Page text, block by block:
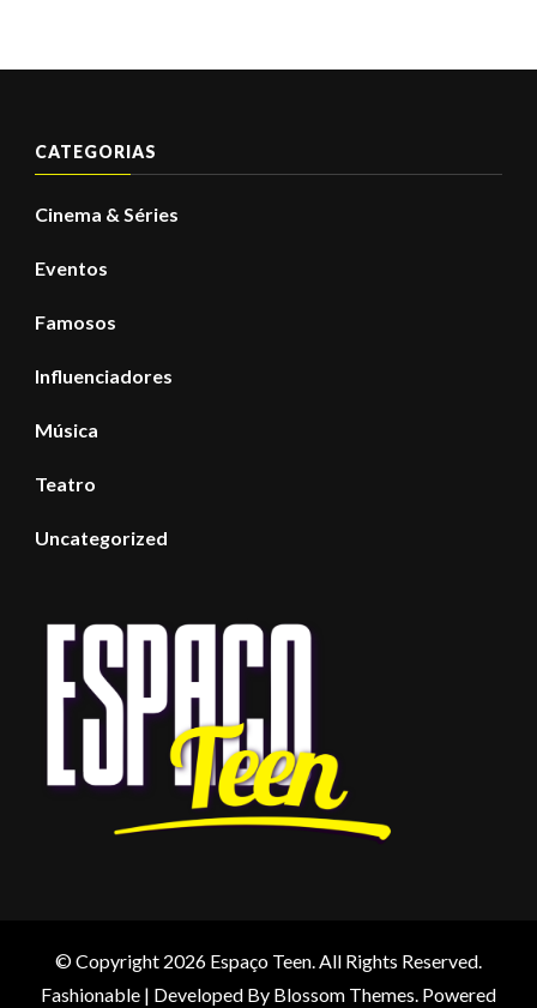
CATEGORIAS
Cinema & Séries
Eventos
Famosos
Influenciadores
Música
Teatro
Uncategorized
© Copyright 2026 Espaço Teen . All Rights Reserved.
Fashionable | Developed By Blossom Themes . Powered